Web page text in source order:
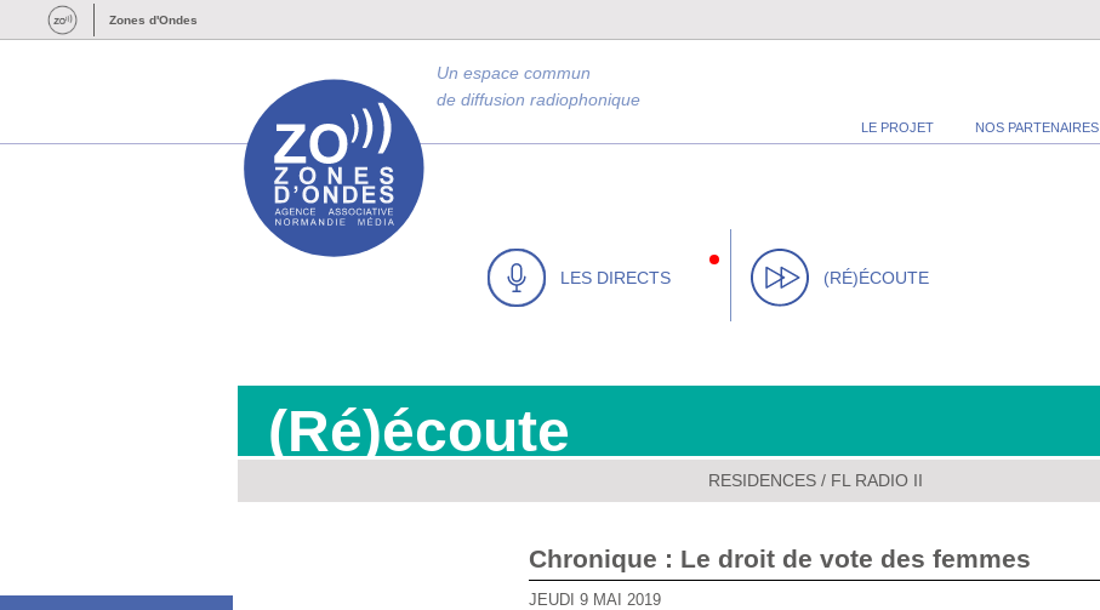
Zones d'Ondes
LE PROJET NOS PARTENAIRES
Un espace commun
de diffusion radiophonique
LES DIRECTS (RÉ)ÉCOUTE
(Ré)écoute
RESIDENCES/ FL RADIO II
Chronique : Le droit de vote des femmes
JEUDI 9 MAI 2019